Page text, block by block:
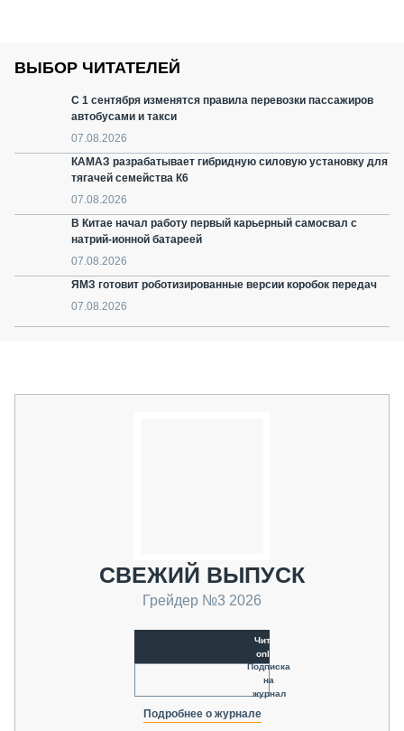
ВЫБОР ЧИТАТЕЛЕЙ
С 1 сентября изменятся правила перевозки пассажиров
автобусами и такси
07.08.2026
КАМАЗ разрабатывает гибридную силовую установку для
тягачей семейства К6
07.08.2026
В Китае начал работу первый карьерный самосвал с
натрий-ионной батареей
07.08.2026
ЯМЗ готовит роботизированные версии коробок передач
07.08.2026
СВЕЖИЙ ВЫПУСК
Грейдер №3 2026
Читать
online
Подписка
на
журнал
Подробнее о журнале